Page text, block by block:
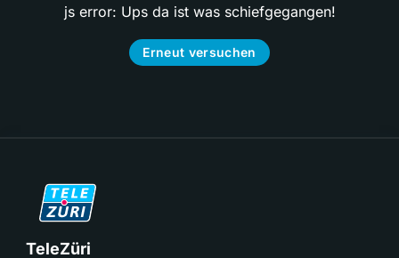
js error: Ups da ist was schiefgegangen!
Erneut versuchen
TeleZüri